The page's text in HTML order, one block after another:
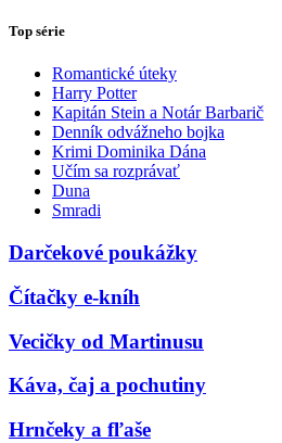
Top série
Romantické úteky
Harry Potter
Kapitán Stein a Notár Barbarič
Denník odvážneho bojka
Krimi Dominika Dána
Učím sa rozprávať
Duna
Smradi
Darčekové poukážky
Čítačky e-kníh
Vecičky od Martinusu
Káva, čaj a pochutiny
Hrnčeky a fľaše